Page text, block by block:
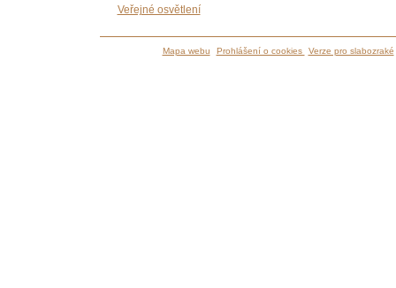
Veřejné osvětlení
Mapa webu Prohlášení o cookies Verze pro slabozraké